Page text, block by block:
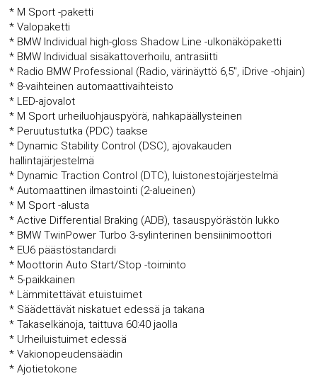
* M Sport -paketti
* Valopaketti
* BMW Individual high-gloss Shadow Line -ulkonäköpaketti
* BMW Individual sisäkattoverhoilu, antrasiitti
* Radio BMW Professional (Radio, värinäyttö 6,5", iDrive -ohjain)
* 8-vaihteinen automaattivaihteisto
* LED-ajovalot
* M Sport urheiluohjauspyörä, nahkapäällysteinen
* Peruutustutka (PDC) taakse
* Dynamic Stability Control (DSC), ajovakauden
hallintajärjestelmä
* Dynamic Traction Control (DTC), luistonestojärjestelmä
* Automaattinen ilmastointi (2-alueinen)
* M Sport -alusta
* Active Differential Braking (ADB), tasauspyörästön lukko
* BMW TwinPower Turbo 3-sylinterinen bensiinimoottori
* EU6 päästöstandardi
* Moottorin Auto Start/Stop -toiminto
* 5-paikkainen
* Lämmitettävät etuistuimet
* Säädettävät niskatuet edessä ja takana
* Takaselkänoja, taittuva 60:40 jaolla
* Urheiluistuimet edessä
* Vakionopeudensäädin
* Ajotietokone